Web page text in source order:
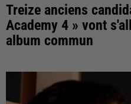
Treize anciens
Academy 4 » vont
album commun